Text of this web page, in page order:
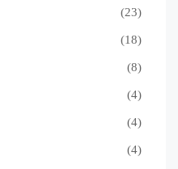
(23)
(18)
(8)
(4)
(4)
(4)